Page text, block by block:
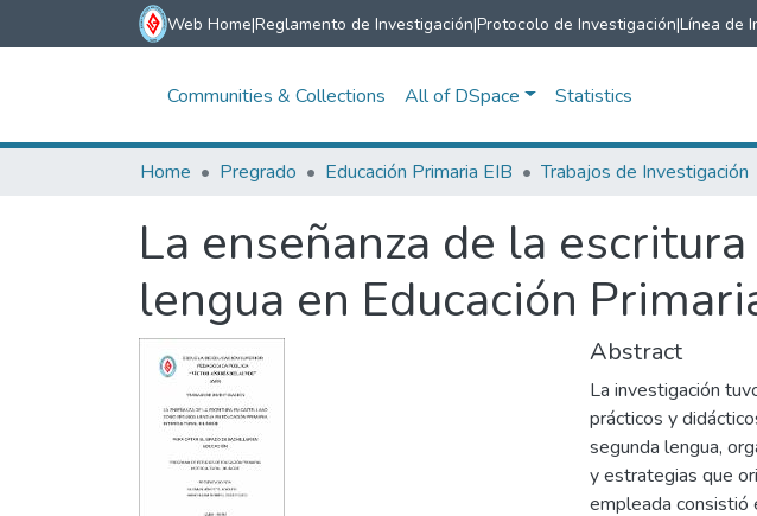
Web Home|Reglamento de Investigación|Protocolo de Investigación|Línea de
Communities & Collections All of DSpace Statistics
Home Pregrado Educación Primaria EIB Trabajos de Investigación
La enseñanza de la
lengua en Educación
Abstract
La investigación
prácticos y
segunda lengua,
y estrategias que
empleada consistió